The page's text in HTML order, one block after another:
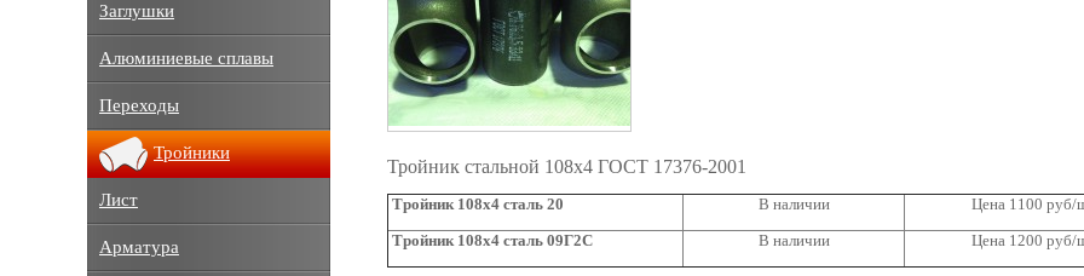
Тройник стальной 108х4 ГОСТ 17376-2001
Тройник 108х4 сталь 20 В наличии
Цена 1100 руб/
Тройник 108х4 сталь 09Г2С
В наличии Цена 1200 руб/
Заглушки
Алюминиевые сплавы
Переходы
Тройники
Лист
Арматура